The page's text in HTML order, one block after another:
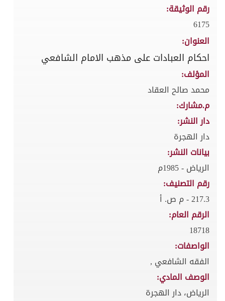
رقم الوثيقة:
6175
العنوان:
احكام العبادات على مذهب الامام الشافعي
المؤلف:
محمد صالح العقاد
م.مشارك:
دار النشر:
دار الهجرة
بيانات النشر:
الرياض - 1985م
رقم التصنيف:
217.3 - م ص. أ
الرقم العام:
18718
الواصفات:
الفقه الشافعي ,
الوصف المادي:
الرياض، دار الهجرة